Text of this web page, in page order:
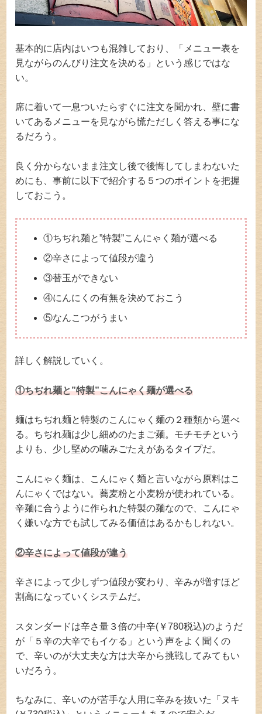
基本的に店内はいつも混雑しており、「メニュー表を
見ながらのんびり注文を決める」という感じではな
い。
席に着いて一息ついたらすぐに注文を聞かれ、壁に書
いてあるメニューを見ながら慌ただしく答える事にな
るだろう。
良く分からないまま注文し後で後悔してしまわないた
めにも、事前に以下で紹介する５つのポイントを把握
しておこう。
①ちぢれ麺と”特製”こんにゃく麺が選べる
②辛さによって値段が違う
③替玉ができない
④にんにくの有無を決めておこう
⑤なんこつがうまい
詳しく解説していく。
①ちぢれ麺と”特製”こんにゃく麺が選べる
麺はちぢれ麺と特製のこんにゃく麺の２種類から選べ
る。ちぢれ麺は少し細めのたまご麺。モチモチという
よりも、少し堅めの噛みごたえがあるタイプだ。
こんにゃく麺は、こんにゃく麺と言いながら原料はこ
んにゃくではない。蕎麦粉と小麦粉が使われている。
辛麺に合うように作られた特製の麺なので、こんにゃ
く嫌いな方でも試してみる価値はあるかもしれない。
②辛さによって値段が違う
辛さによって少しずつ値段が変わり、辛みが増すほど
割高になっていくシステムだ。
スタンダードは辛さ量３倍の中辛(￥780税込)のようだ
が「５辛の大辛でもイケる」という声をよく聞くの
で、辛いのが大丈夫な方は大辛から挑戦してみてもい
いだろう。
ちなみに、辛いのが苦手な人用に辛みを抜いた「ヌキ